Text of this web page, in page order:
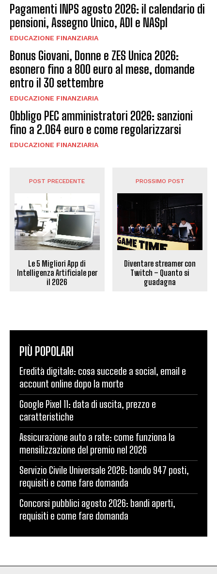
Pagamenti INPS agosto 2026: il calendario di
pensioni, Assegno Unico, ADI e NASpI
EDUCAZIONE FINANZIARIA
Bonus Giovani, Donne e ZES Unica 2026:
esonero fino a 800 euro al mese, domande
entro il 30 settembre
EDUCAZIONE FINANZIARIA
Obbligo PEC amministratori 2026: sanzioni
fino a 2.064 euro e come regolarizzarsi
EDUCAZIONE FINANZIARIA
POST PRECEDENTE
Le 5 Migliori App di
Intelligenza Artificiale per
il 2026
PROSSIMO POST
Diventare streamer con
Twitch – Quanto si
guadagna
PIÙ POPOLARI
Eredità digitale: cosa succede a social, email e
account online dopo la morte
Google Pixel 11: data di uscita, prezzo e
caratteristiche
Assicurazione auto a rate: come funziona la
mensilizzazione del premio nel 2026
Servizio Civile Universale 2026: bando 947 posti,
requisiti e come fare domanda
Concorsi pubblici agosto 2026: bandi aperti,
requisiti e come fare domanda